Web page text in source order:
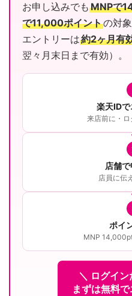
お申し込みでも MNPで
で11,000ポイントの対
エントリーは約2ヶ月有
翌々月末日まで有効）。
楽天ID
来店前に・
店舗
店員に伝
ポイ
MNP
＼ ログイ
まずは無料